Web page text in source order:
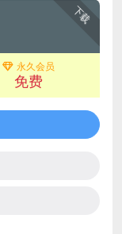
下载
永久会员
免费